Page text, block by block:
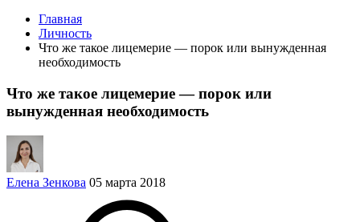
Главная
Личность
Что же такое лицемерие — порок или вынужденная
необходимость
Что же такое лицемерие — порок или
вынужденная необходимость
Елена Зенкова 05 марта 2018